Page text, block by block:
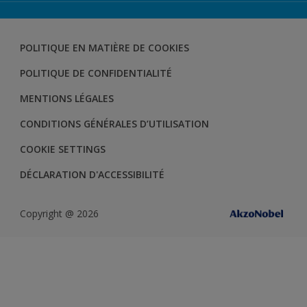
TROUVER UN POINT DE VENTE
TROUVER UN PRODUIT
POLITIQUE EN MATIÈRE DE COOKIES
POLITIQUE DE CONFIDENTIALITÉ
MENTIONS LÉGALES
CONDITIONS GÉNÉRALES D’UTILISATION
COOKIE SETTINGS
DÉCLARATION D'ACCESSIBILITÉ
Copyright @ 2026